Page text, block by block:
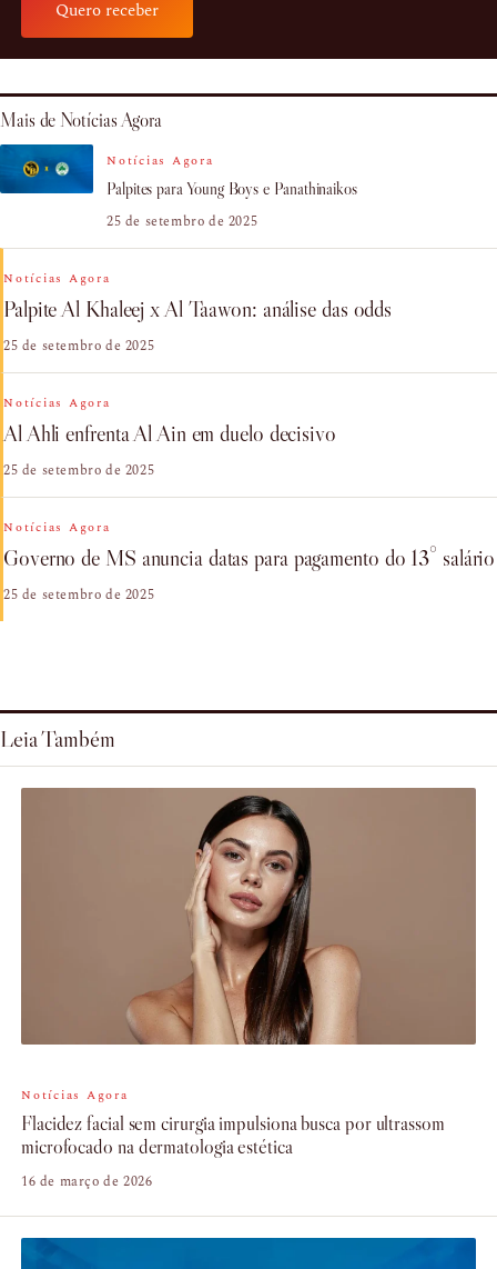
Quero receber
Mais de Notícias Agora
Notícias Agora
Palpites para Young Boys e Panathinaikos
25 de setembro de 2025
Notícias Agora
Palpite Al Khaleej x Al Taawon: análise das odds
25 de setembro de 2025
Notícias Agora
Al Ahli enfrenta Al Ain em duelo decisivo
25 de setembro de 2025
Notícias Agora
Governo de MS anuncia datas para pagamento do 13° salário
25 de setembro de 2025
Leia Também
Notícias Agora
Flacidez facial sem cirurgia impulsiona busca por ultrassom
microfocado na dermatologia estética
16 de março de 2026